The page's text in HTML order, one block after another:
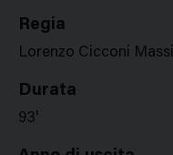
Regia
Lorenzo Cicconi Massi
Durata
93'